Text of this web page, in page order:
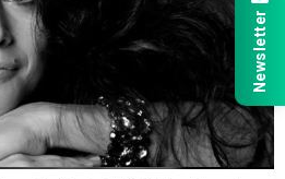
Newsletter